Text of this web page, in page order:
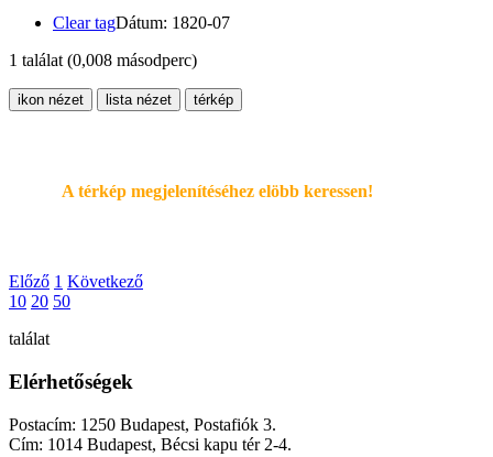
Clear tagDátum: 1820-07
1 találat (0,008 másodperc)
ikon nézet lista nézet térkép
A térkép megjelenítéséhez elöbb keressen!
Előző 1 Következő
10 20 50
találat
Elérhetőségek
Postacím: 1250 Budapest, Postafiók 3.
Cím: 1014 Budapest, Bécsi kapu tér 2-4.